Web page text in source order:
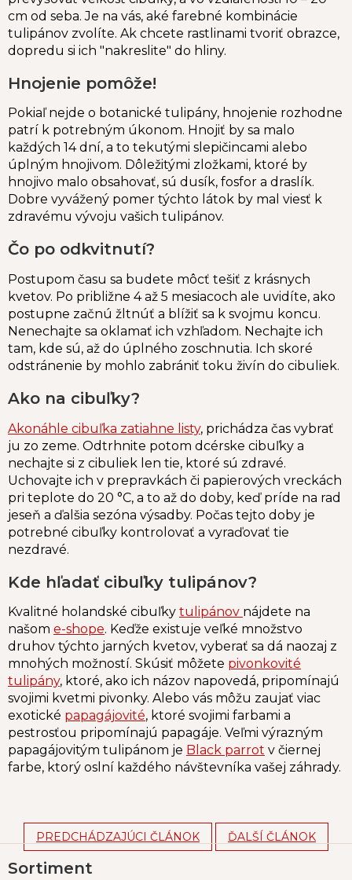
cm od seba. Je na vás, aké farebné kombinácie
tulipánov zvolíte. Ak chcete rastlinami tvoriť obrazce,
dopredu si ich "nakreslite" do hliny.
Hnojenie pomôže!
Pokiaľ nejde o botanické tulipány, hnojenie rozhodne
patrí k potrebným úkonom. Hnojiť by sa malo
každých 14 dní, a to tekutými slepičincami alebo
úplným hnojivom. Dôležitými zložkami, ktoré by
hnojivo malo obsahovať, sú dusík, fosfor a draslík.
Dobre vyvážený pomer týchto látok by mal viesť k
zdravému vývoju vašich tulipánov.
Čo po odkvitnutí?
Postupom času sa budete môcť tešiť z krásnych
kvetov. Po približne 4 až 5 mesiacoch ale uvidíte, ako
postupne začnú žltnúť a blížiť sa k svojmu koncu.
Nenechajte sa oklamať ich vzhľadom. Nechajte ich
tam, kde sú, až do úplného zoschnutia. Ich skoré
odstránenie by mohlo zabrániť toku živín do cibuliek.
Ako na cibuľky?
Akonáhle cibuľka zatiahne listy, prichádza čas vybrať
ju zo zeme. Odtrhnite potom dcérske cibuľky a
nechajte si z cibuliek len tie, ktoré sú zdravé.
Uchovajte ich v prepravkách či papierových vreckách
pri teplote do 20 °C, a to až do doby, keď príde na rad
jeseň a ďalšia sezóna výsadby. Počas tejto doby je
potrebné cibuľky kontrolovať a vyraďovať tie
nezdravé.
Kde hľadať cibuľky tulipánov?
Kvalitné holandské cibuľky tulipánov nájdete na
našom e-shope. Keďže existuje veľké množstvo
druhov týchto jarných kvetov, vyberať sa dá naozaj z
mnohých možností. Skúsiť môžete pivonkovité
tulipány, ktoré, ako ich názov napovedá, pripomínajú
svojimi kvetmi pivonky. Alebo vás môžu zaujať viac
exotické papagájovité, ktoré svojimi farbami a
pestrosťou pripomínajú papagáje. Veľmi výrazným
papagájovitým tulipánom je Black parrot v čiernej
farbe, ktorý oslní každého návštevníka vašej záhrady.
PREDCHÁDZAJÚCI ČLÁNOK ĎALŠÍ ČLÁNOK
áSortiment